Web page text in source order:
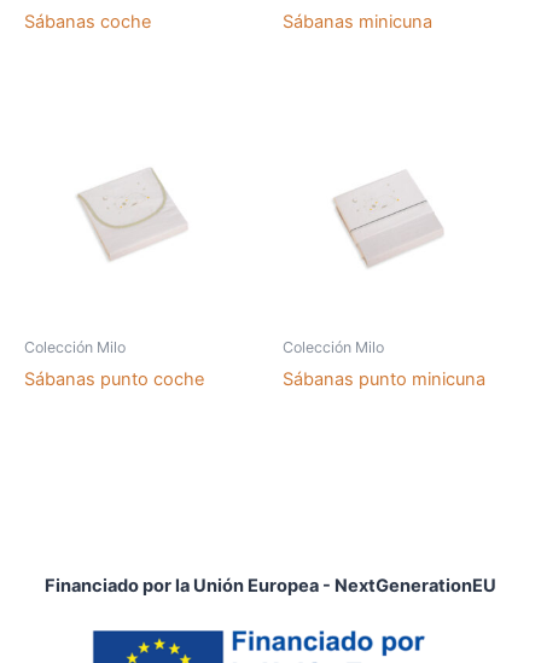
Sábanas coche Sábanas minicuna
Colección Milo
Sábanas punto coche
Colección Milo
Sábanas punto minicuna
Financiado por la Unión Europea - NextGenerationEU